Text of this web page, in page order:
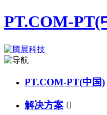
PT.COM-PT(
PT.COM-PT(中国)
解决方案 